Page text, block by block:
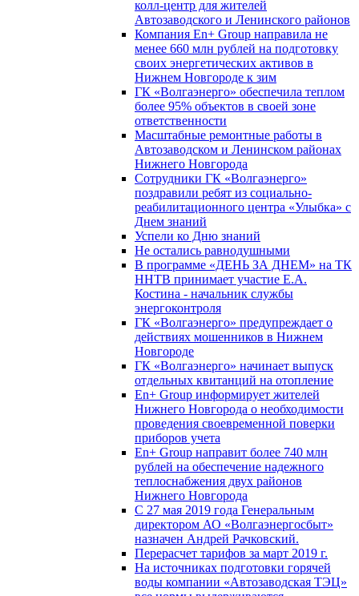
колл-центр для жителей
Автозаводского и Ленинского районов
Компания En+ Group направила не
менее 660 млн рублей на подготовку
своих энергетических активов в
Нижнем Новгороде к зим
ГК «Волгаэнерго» обеспечила теплом
более 95% объектов в своей зоне
ответственности
Масштабные ремонтные работы в
Автозаводском и Ленинском районах
Нижнего Новгорода
Сотрудники ГК «Волгаэнерго»
поздравили ребят из социально-
реабилитационного центра «Улыбка» с
Днем знаний
Успели ко Дню знаний
Не остались равнодушными
В программе «ДЕНЬ ЗА ДНЕМ» на ТК
ННТВ принимает участие Е.А.
Костина - начальник службы
энергоконтроля
ГК «Волгаэнерго» предупреждает о
действиях мошенников в Нижнем
Новгороде
ГК «Волгаэнерго» начинает выпуск
отдельных квитанций на отопление
En+ Group информирует жителей
Нижнего Новгорода о необходимости
проведения своевременной поверки
приборов учета
En+ Group направит более 740 млн
рублей на обеспечение надежного
теплоснабжения двух районов
Нижнего Новгорода
С 27 мая 2019 года Генеральным
директором АО «Волгаэнергосбыт»
назначен Андрей Рачковский.
Перерасчет тарифов за март 2019 г.
На источниках подготовки горячей
воды компании «Автозаводская ТЭЦ»